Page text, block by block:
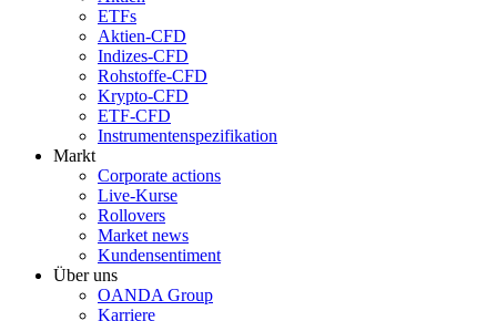
ETFs
Aktien-CFD
Indizes-CFD
Rohstoffe-CFD
Krypto-CFD
ETF-CFD
Instrumentenspezifikation
Markt
Corporate actions
Live-Kurse
Rollovers
Market news
Kundensentiment
Über uns
OANDA Group
Karriere